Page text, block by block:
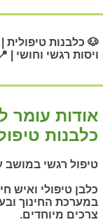
טיפול רגשי במושב
במערכת החינוך
צרכים מיוחדים.
אודות עומר
כלבנות
🐶 כלבנות טיפולית
ויסות רגשי וחושי